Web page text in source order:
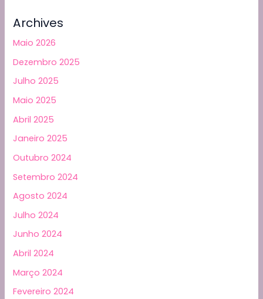
Archives
Maio 2026
Dezembro 2025
Julho 2025
Maio 2025
Abril 2025
Janeiro 2025
Outubro 2024
Setembro 2024
Agosto 2024
Julho 2024
Junho 2024
Abril 2024
Março 2024
Fevereiro 2024